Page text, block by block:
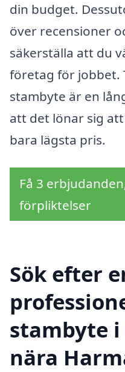
din budget.
över recensioner
säkerställa att du
företag för jobbet.
stambyte är en
att det lönar sig
bara lägsta pris.
Få 3
förpliktelser
Sök efter
stambyte
nära